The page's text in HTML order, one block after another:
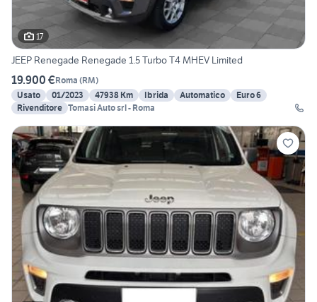
17
JEEP Renegade Renegade 1.5 Turbo T4 MHEV Limited
19.900 €Roma (RM)
Usato
01/2023 47938 Km Ibrida Automatico
Euro 6
Rivenditore Tomasi Auto srl - Roma